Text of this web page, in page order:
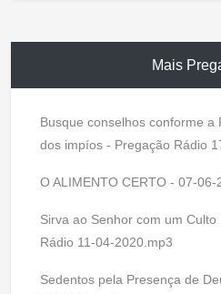
Mais
Busque conselhos conforme a
dos impíos - Pregação Rádio
O ALIMENTO CERTO - 07-06-
Sirva ao Senhor com um
Rádio 11-04-2020.mp3
Sedentos pela Presença de